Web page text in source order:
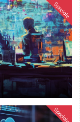
Speciale
Speciale